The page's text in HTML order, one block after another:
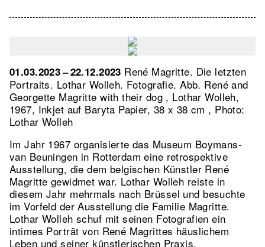
01.03.2023 – 22.12.2023 René Magritte. Die letzten
Portraits. Lothar Wolleh. Fotografie.Abb. René and
Georgette Magritte with their dog , Lothar Wolleh,
1967, Inkjet auf Baryta Papier, 38 x 38 cm , Photo:
Lothar Wolleh
Im Jahr 1967 organisierte das Museum Boymans-
van Beuningen in Rotterdam eine retrospektive
Ausstellung, die dem belgischen Künstler René
Magritte gewidmet war. Lothar Wolleh reiste in
diesem Jahr mehrmals nach Brüssel und besuchte
im Vorfeld der Ausstellung die Familie Magritte.
Lothar Wolleh schuf mit seinen Fotografien ein
intimes Porträt von René Magrittes häuslichem
Leben und seiner künstlerischen Praxis.